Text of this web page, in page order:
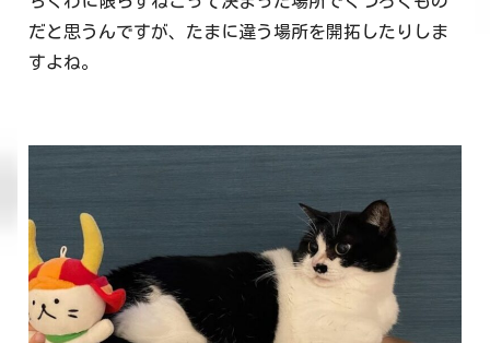
だと思うんですが、たまに違う場所を開拓したりしま
すよね。